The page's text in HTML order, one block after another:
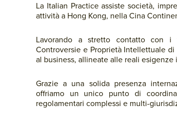
La Italian Practice assiste società,
attività a Hong Kong, nella Cina
Lavorando a stretto contatto con i
Controversie e Proprietà Intellettuale
al business, allineate alle reali esigenze
Grazie a una solida presenza
offriamo un unico punto di
regolamentari complessi e multi-